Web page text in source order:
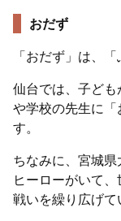
おだず
「おだず」は、
仙台では、子ど
や学校の先生に
す。
ちなみに、宮城
ヒーローがいて
戦いを繰り広げて